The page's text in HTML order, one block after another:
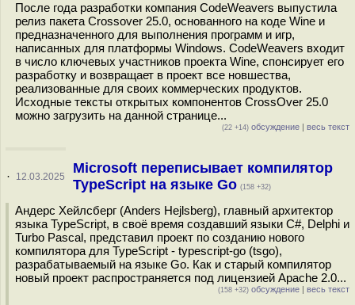
После года разработки компания CodeWeavers выпустила
релиз пакета Crossover 25.0, основанного на коде Wine и
предназначенного для выполнения программ и игр,
написанных для платформы Windows. CodeWeavers входит
в число ключевых участников проекта Wine, спонсирует его
разработку и возвращает в проект все новшества,
реализованные для своих коммерческих продуктов.
Исходные тексты открытых компонентов CrossOver 25.0
можно загрузить на данной странице...
(22 +14) обсуждение | весь текст
· 12.03.2025
Microsoft переписывает компилятор
TypeScript на языке Go (158 +32)
Андерс Хейлсберг (Anders Hejlsberg), главный архитектор
языка TypeScript, в своё время создавший языки C#, Delphi и
Turbo Pascal, представил проект по созданию нового
компилятора для TypeScript - typescript-go (tsgo),
разрабатываемый на языке Go. Как и старый компилятор
новый проект распространяется под лицензией Apache 2.0...
(158 +32) обсуждение | весь текст